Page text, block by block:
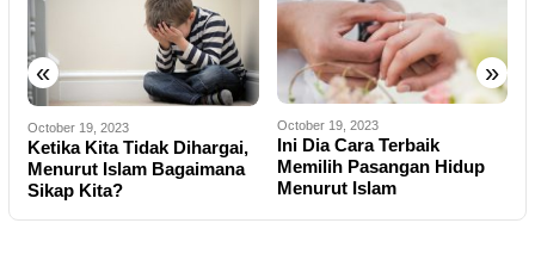
« »
October 19, 2023
Ketika Kita Tidak Dihargai,
Menurut Islam Bagaimana
Sikap Kita?
October 19, 2023
Ini Dia Cara Terbaik
Memilih Pasangan Hidup
Menurut Islam